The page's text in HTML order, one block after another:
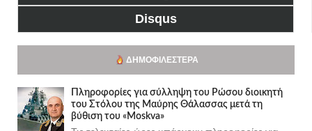
Disqus
ΔΗΜΟΦΙΛΈΣΤΕΡΑ
Πληροφορίες για σύλληψη του Ρώσου διοικητή
του Στόλου της Mαύρης Θάλασσας μετά τη
βύθιση του «Moskva»